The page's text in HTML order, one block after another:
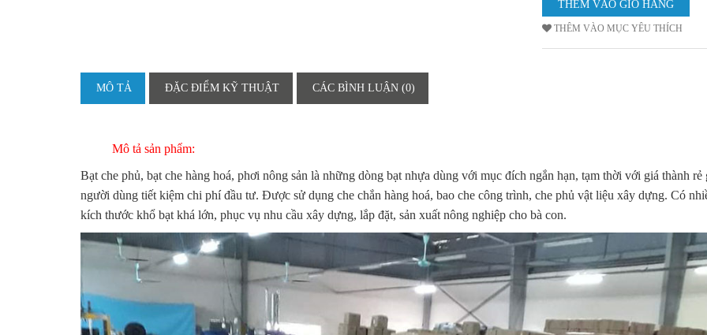
THÊM VÀO MỤC YÊU THÍCH
MÔ TẢ ĐẶC ĐIỂM KỸ THUẬT CÁC BÌNH LUẬN (0)
Mô tả sản phẩm:
Bạt che phủ, bạt che hàng hoá, phơi nông sản là những dòng bạt nhựa dùng với mục đích ngắn hạn, tạm thời với giá thành rẻ
người dùng tiết kiệm chi phí đầu tư. Được sử dụng che chắn hàng hoá, bao che công trình, che phủ vật liệu xây dựng. Có
kích thước khổ bạt khá lớn, phục vụ nhu cầu xây dựng, lắp đặt, sản xuất nông nghiệp cho bà con.